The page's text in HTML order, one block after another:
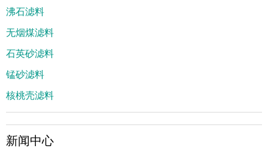
沸石滤料
无烟煤滤料
石英砂滤料
锰砂滤料
核桃壳滤料
新闻中心